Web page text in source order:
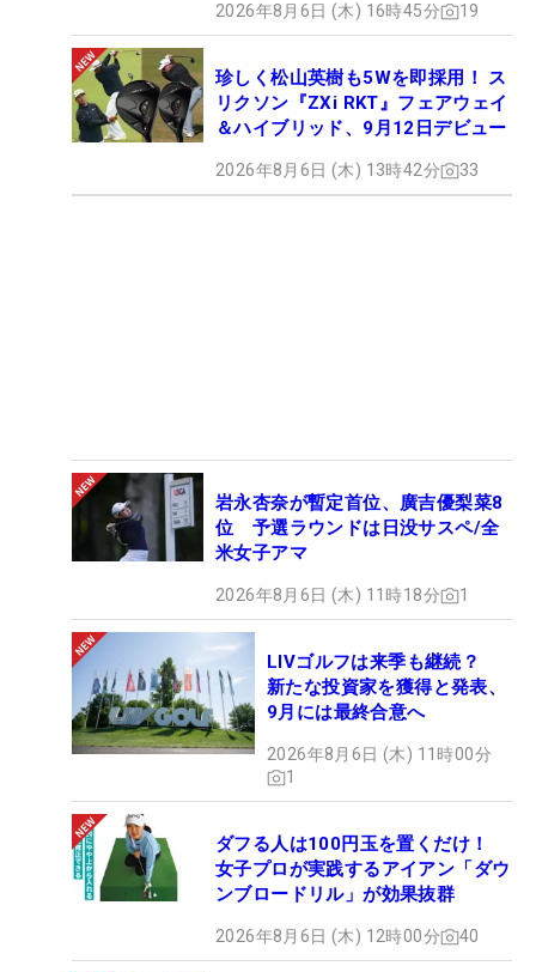
2026年8月6日 (木) 16時45分 19
珍しく松山英樹も5Wを即採用！ ス
リクソン『ZXi RKT』フェアウェイ
＆ハイブリッド、9月12日デビュー
2026年8月6日 (木) 13時42分 33
岩永杏奈が暫定首位、廣吉優梨菜8
位 予選ラウンドは日没サスペ/全
米女子アマ
2026年8月6日 (木) 11時18分 1
LIVゴルフは来季も継続？
新たな投資家を獲得と発表、
9月には最終合意へ
2026年8月6日 (木) 11時00分
1
ダフる人は100円玉を置くだけ！
女子プロが実践するアイアン「ダウ
ンブロードリル」が効果抜群
2026年8月6日 (木) 12時00分 40